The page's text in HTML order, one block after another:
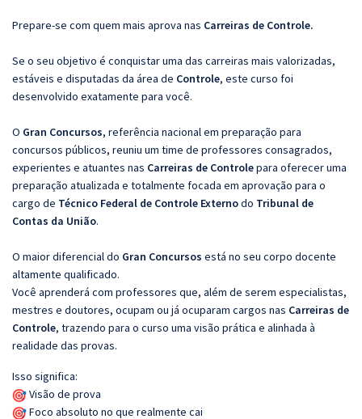
Prepare-se com quem mais aprova nas Carreiras de Controle.
Se o seu objetivo é conquistar uma das carreiras mais valorizadas,
estáveis e disputadas da área de Controle, este curso foi
desenvolvido exatamente para você.
O Gran Concursos, referência nacional em preparação para
concursos públicos, reuniu um time de professores consagrados,
experientes e atuantes nas Carreiras de Controlepara oferecer uma
preparação atualizada e totalmente focada em aprovação para o
cargo de Técnico Federal de Controle Externodo Tribunal de
Contas da União.
O maior diferencial do Gran Concursos está no seu corpo docente
altamente qualificado.
Você aprenderá com professores que, além de serem especialistas,
mestres e doutores, ocupam ou já ocuparam cargos nas Carreiras de
Controle, trazendo para o curso uma visão prática e alinhada à
realidade das provas.
Isso significa:
Visão de prova
Foco absoluto no que realmente cai